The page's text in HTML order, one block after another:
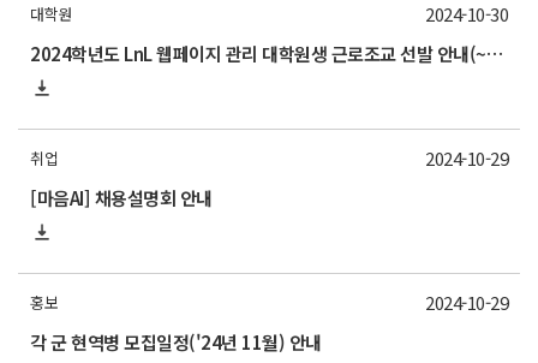
대학원
2024학년도 LnL 웹페이지 관리 대학원생 근로조교 선발 안내(~11/1)
2024-10-30
취업
[마음AI] 채용설명회 안내
2024-10-29
홍보
각 군 현역병 모집일정('24년 11월) 안내
2024-10-29